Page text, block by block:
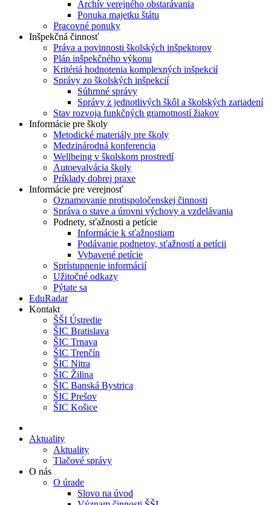
Archív verejného obstarávania
Ponuka majetku štátu
Pracovné ponuky
Inšpekčná činnosť
Práva a povinnosti školských inšpektorov
Plán inšpekčného výkonu
Kritériá hodnotenia komplexných inšpekcií
Správy zo školských inšpekcií
Súhrnné správy
Správy z jednotlivých škôl a školských zariadení
Stav rozvoja funkčných gramotností žiakov
Informácie pre školy
Metodické materiály pre školy
Medzinárodná konferencia
Wellbeing v školskom prostredí
Autoevalvácia školy
Príklady dobrej praxe
Informácie pre verejnosť
Oznamovanie protispoločenskej činnosti
Správa o stave a úrovni výchovy a vzdelávania
Podnety, sťažnosti a petície
Informácie k sťažnostiam
Podávanie podnetov, sťažností a petícii
Vybavené petície
Sprístupnenie informácií
Užitočné odkazy
Pýtate sa
EduRadar
Kontakt
ŠŠI Ústredie
ŠIC Bratislava
ŠIC Trnava
ŠIC Trenčín
ŠIC Nitra
ŠIC Žilina
ŠIC Banská Bystrica
ŠIC Prešov
ŠIC Košice
Aktuality
Aktuality
Tlačové správy
O nás
O úrade
Slovo na úvod